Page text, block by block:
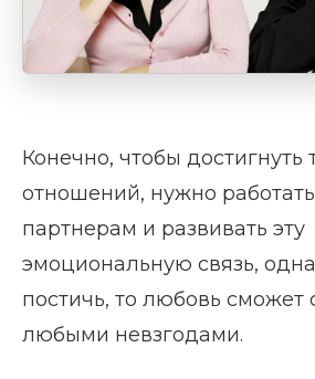
Конечно, чтобы достигнуть
отношений, нужно
партнерам и развивать эту
эмоциональную связь,
постичь, то любовь сможет
любыми невзгодами.